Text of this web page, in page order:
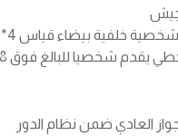
يقدم شخصيا للبالغ فوق 18 عام